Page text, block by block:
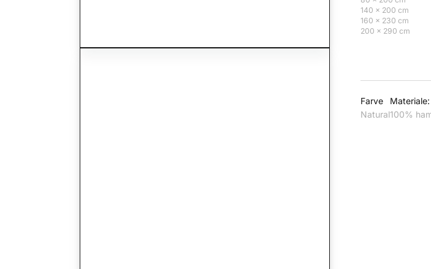
140 x 200 cm
160 x 230 cm
200 x 290 cm
Farve
Natural
Materiale:
100%